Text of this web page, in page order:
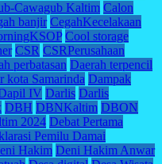
Cawagub Kaltim Calon
banjir CegahKecelakaan
Cool storage
CSR CSRPerusahaan
perbatasan Daerah terpencil
kota Samarinda Dampak
IV Darlis Darlis
DBH DBNKaltim DBON
2024 Debat Pertama
Pemilu Damai
Hakim Deni Hakim Anwar